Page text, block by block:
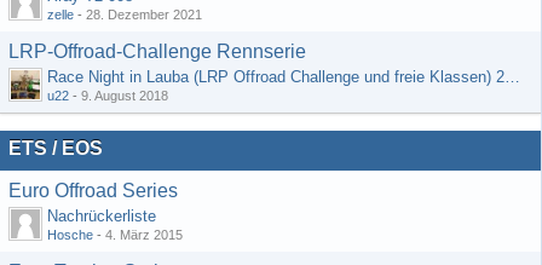
zelle - 28. Dezember 2021
LRP-Offroad-Challenge Rennserie
Race Night in Lauba (LRP Offroad Challenge und freie Klassen) 25/26.08
u22 - 9. August 2018
ETS / EOS
Euro Offroad Series
Nachrückerliste
Hosche - 4. März 2015